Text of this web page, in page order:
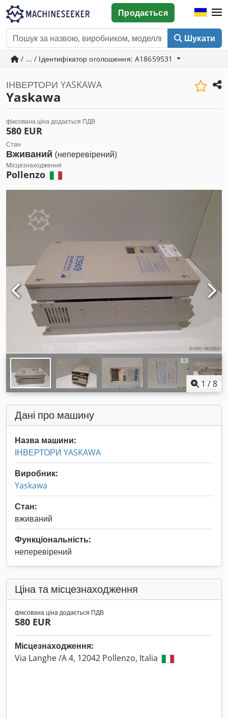
Шукати
Продається
/ ... / Ідентифікатор оголошення: A18659531
ІНВЕРТОРИ YASKAWA
Yaskawa
фіксована ціна додається ПДВ
580 EUR
Стан
Вживаний (неперевірений)
Місцезнаходження
Pollenzo
1 /8
Дані про машину
Назва машини:
ІНВЕРТОРИ YASKAWA
Виробник:
Yaskawa
Стан:
вживаний
Функціональність:
неперевірений
Ціна та місцезнаходження
фіксована ціна додається ПДВ
580 EUR
Місцезнаходження:
Via Langhe /A 4, 12042 Pollenzo, Italia